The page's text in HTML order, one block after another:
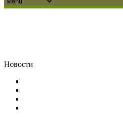
Новости